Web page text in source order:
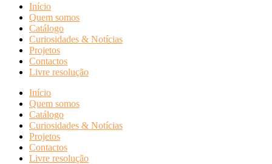
Início
Quem somos
Catálogo
Curiosidades & Notícias
Projetos
Contactos
Livre resolução
Início
Quem somos
Catálogo
Curiosidades & Notícias
Projetos
Contactos
Livre resolução